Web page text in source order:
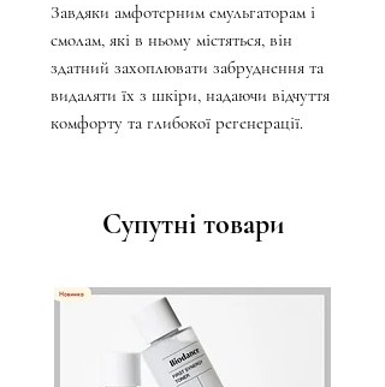
Завдяки амфотерним емульгаторам і
смолам, які в ньому містяться, він
здатний захоплювати забруднення та
видаляти їх з шкіри, надаючи відчуття
комфорту та глибокої регенерації.
Супутні товари